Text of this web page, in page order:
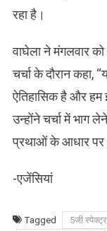
रहा है।
वाघेला ने मंगलवार
चर्चा के दौरान कहा,
ऐतिहासिक है और
उन्होंने चर्चा में भाग
प्रथाओं के आधार पर
-एजेंसियां
Tagged 5जी